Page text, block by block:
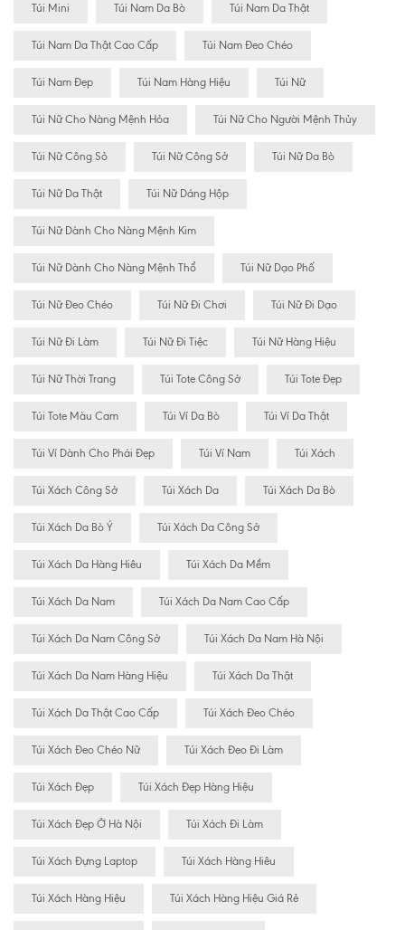
Túi Mini Túi Nam Da Bò Túi Nam Da Thật
Túi Nam Da Thật Cao Cấp Túi Nam Đeo Chéo
Túi Nam Đẹp Túi Nam Hàng Hiệu Túi Nữ
Túi Nữ Cho Nàng Mệnh Hỏa Túi Nữ Cho Người Mệnh Thủy
Túi Nữ Công Sỏ Túi Nữ Công Sở Túi Nữ Da Bò
Túi Nữ Da Thật Túi Nữ Dáng Hộp
Túi Nữ Dành Cho Nàng Mệnh Kim
Túi Nữ Dành Cho Nàng Mệnh Thổ Túi Nữ Dạo Phố
Túi Nữ Đeo Chéo Túi Nữ Đi Chơi Túi Nữ Đi Dạo
Túi Nữ Đi Làm Túi Nữ Đi Tiệc Túi Nữ Hàng Hiệu
Túi Nữ Thời Trang Túi Tote Công Sở Túi Tote Đẹp
Túi Tote Màu Cam Túi Ví Da Bò Túi Ví Da Thật
Túi Ví Dành Cho Phái Đẹp Túi Ví Nam Túi Xách
Túi Xách Công Sở Túi Xách Da Túi Xách Da Bò
Túi Xách Da Bò Ý Túi Xách Da Công Sở
Túi Xách Da Hàng Hiêu Túi Xách Da Mềm
Túi Xách Da Nam Túi Xách Da Nam Cao Cấp
Túi Xách Da Nam Công Sở Túi Xách Da Nam Hà Nội
Túi Xách Da Nam Hàng Hiệu Túi Xách Da Thật
Túi Xách Da Thật Cao Cấp Túi Xách Đeo Chéo
Túi Xách Đeo Chéo Nữ Túi Xách Đeo Đi Làm
Túi Xách Đẹp Túi Xách Đẹp Hàng Hiệu
Túi Xách Đẹp Ở Hà Nội Túi Xách Đi Làm
Túi Xách Đựng Laptop Túi Xách Hàng Hiêu
Túi Xách Hàng Hiệu Túi Xách Hàng Hiệu Giá Rẻ